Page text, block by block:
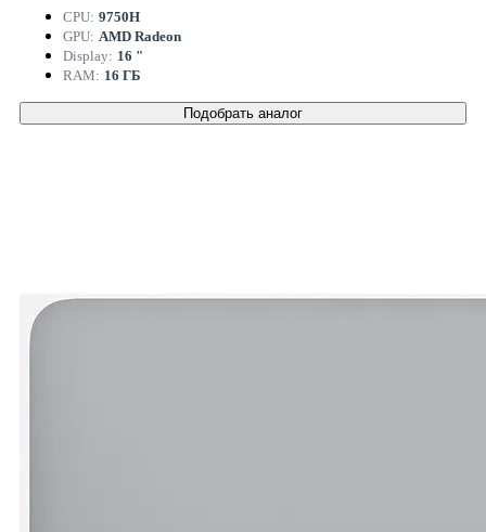
CPU: 9750H
GPU: AMD Radeon
Display: 16 "
RAM: 16 ГБ
Подобрать аналог